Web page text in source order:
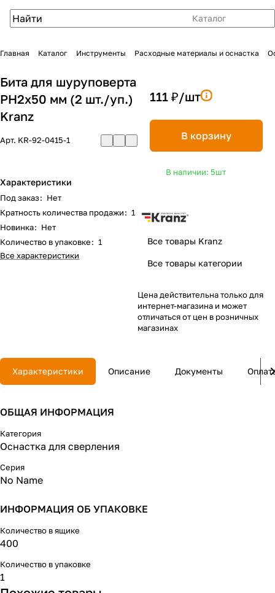
Каталог
Главная Каталог Инструменты Расходные материалы и оснастка
Бита для шуруповерта
PH2х50 мм (2 шт./уп.)
Kranz
Арт. KR-92-0415-1
Характеристики
Под заказ: Нет
Кратность количества продажи: 1
Новинка: Нет
Количество в упаковке: 1
Все характеристики
111 ₽/шт
В корзину
В наличии: 5шт
Все товары Kranz
Все товары категории
Цена действительна только для
интернет-магазина и может
отличаться от цен в розничных
магазинах
Характеристики Описание Документы
ОБЩАЯ ИНФОРМАЦИЯ
Категория
Оснастка для сверления
Серия
No Name
ИНФОРМАЦИЯ ОБ УПАКОВКЕ
Количество в ящике
400
Количество в упаковке
1